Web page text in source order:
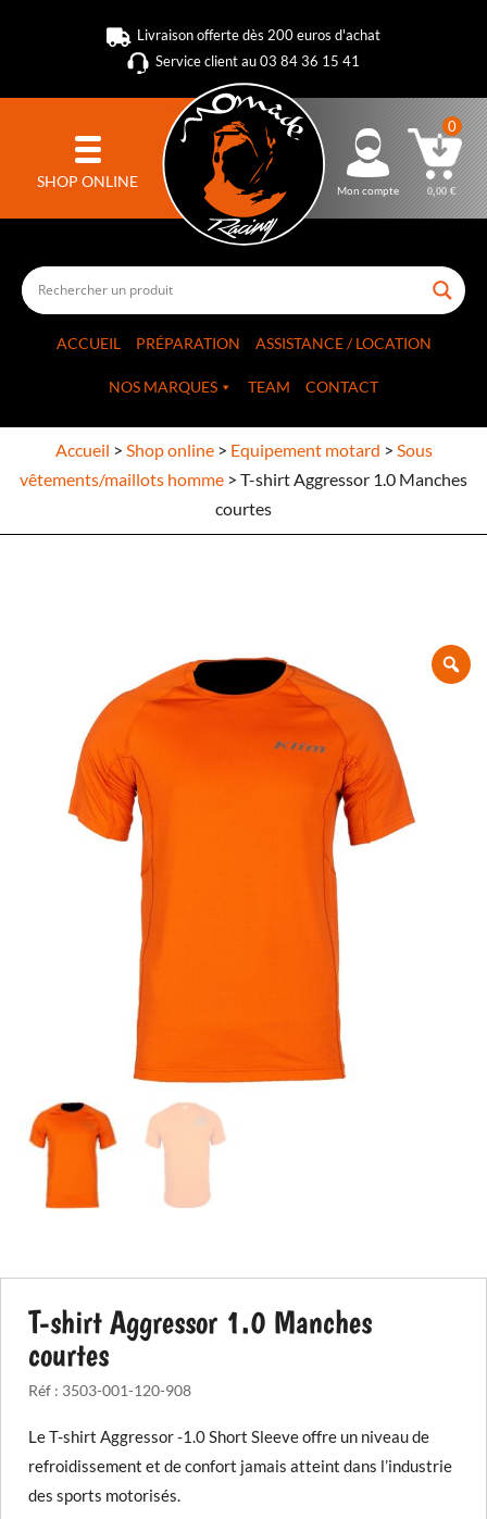
Livraison offerte dès 200 euros d'achat
Service client au 03 84 36 15 41
SHOP ONLINE Mon compte
0
0,00€
ACCUEIL PRÉPARATION ASSISTANCE / LOCATION
NOS MARQUES TEAM CONTACT
Accueil > Shop online> Equipement motard > Sous
vêtements/maillots homme > T-shirt Aggressor 1.0 Manches
courtes
T-shirt Aggressor 1.0 Manches
courtes
Réf : 3503-001-120-908
Le T-shirt Aggressor -1.0 Short Sleeve offre un niveau de
refroidissement et de confort jamais atteint dans l’industrie
des sports motorisés.